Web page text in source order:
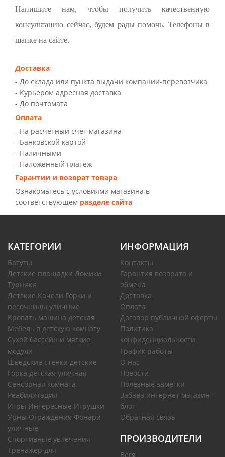
Напишите нам, чтобы получить качественную
консультацию сейчас, будем рады помочь. Телефоны в
шапке на сайте.
Доставка
- До склада или пункта выдачи компании-перевозчика
- Курьером адресная доставка
- До почтомата
Оплата
- На расчётный счет магазина
- Банковской картой
- Наличными
- Наложенный платёж
Гарантии и возврат товара
Ознакомьтесь с условиями магазина в
соответствующем разделе сайта
КАТЕГОРИИ
Батуты
Детские площадки Домики
Турники
Детские Качели Горки и
песочницы уличные
Кровать машина детская
Мебель в детскую комнату
Сухой бассейн и мягкие
модули
Шведские стенки детские
Горка детская уличная
Сенсорная комната
Реабилитация
Игры Интересные Игрушки
Урны Ограждения Фонари
уличные
Спортивные увлечения
Тренажер для
ИНФОРМАЦИЯ
Контакты
Гарантия возврата и
обмена
Доставка
Оплата
Договор публичной оферты
Политика
конфиденциальности
График работы
О нас
Новости
Полезные заметки
Забава интернет магазин -
блог
Обратная связь
ПРОИЗВОДИТЕЛИ
Berg